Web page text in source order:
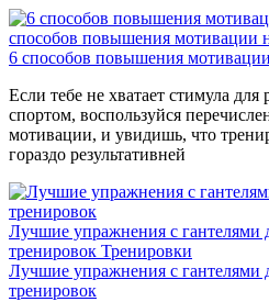
способов повышения мотивации
6 способов повышения
Если тебе не хватает стимула для
спортом, воспользуйся
мотивации, и увидишь, что
гораздо результативней
Лучшие упражнения с гантелями
тренировок Тренировки
Лучшие упражнения с гантелями
тренировок